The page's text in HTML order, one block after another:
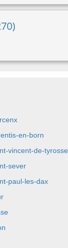
en-born
vincent-de-tyrosse
sever
paul-les-dax